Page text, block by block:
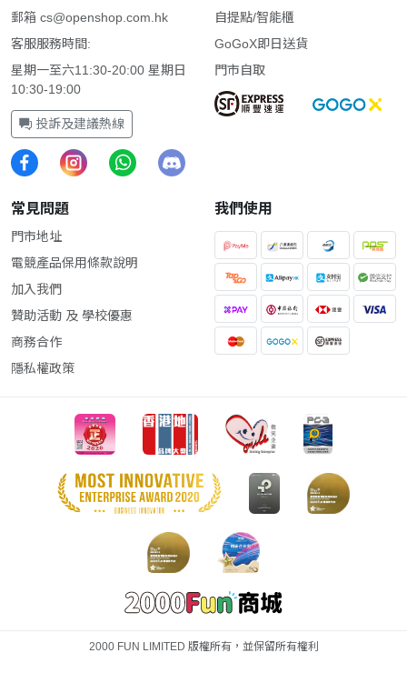
郵箱 cs@openshop.com.hk
客服服務時間:
星期一至六11:30-20:00 星期日
10:30-19:00
投訴及建議熱線
自提點/智能櫃
GoGoX即日送貨
門市自取
常見問題
門市地址
電競產品保用條款說明
加入我們
贊助活動 及 學校優惠
商務合作
隱私權政策
我們使用
2000 FUN LIMITED 版權所有，並保留所有權利